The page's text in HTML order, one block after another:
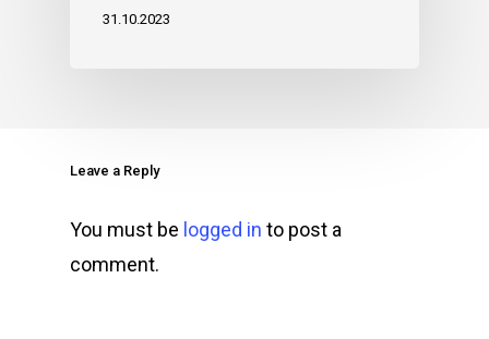
31.10.2023
Leave a Reply
You must be logged in to post a
comment.